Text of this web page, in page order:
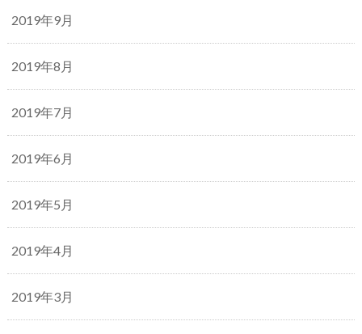
2019年9月
2019年8月
2019年7月
2019年6月
2019年5月
2019年4月
2019年3月